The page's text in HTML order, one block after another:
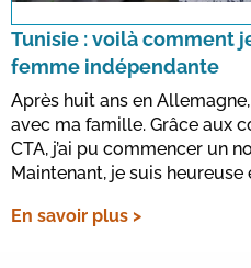
Tunisie : voilà comment
femme indépendante
Après huit ans en
avec ma famille. Grâce aux
CTA, j’ai pu commencer un
Maintenant, je suis
En savoir plus >